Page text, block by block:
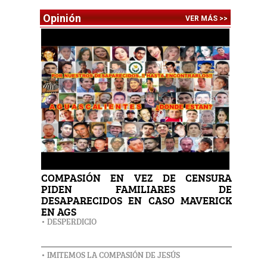
Opinión VER MÁS >>
COMPASIÓN EN VEZ DE CENSURA
PIDEN FAMILIARES DE
DESAPARECIDOS EN CASO MAVERICK
EN AGS
• DESPERDICIO
• IMITEMOS LA COMPASIÓN DE JESÚS